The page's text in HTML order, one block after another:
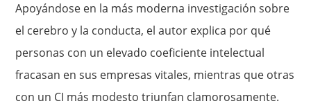
Apoyándose en la más moderna investigación sobre
el cerebro y la conducta, el autor explica por qué
personas con un elevado coeficiente intelectual
fracasan en sus empresas vitales, mientras que otras
con un CI más modesto triunfan clamorosamente.